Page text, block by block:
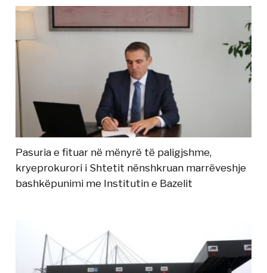
Pasuria e fituar në mënyrë të paligjshme,
kryeprokurori i Shtetit nënshkruan marrëveshje
bashkëpunimi me Institutin e Bazelit